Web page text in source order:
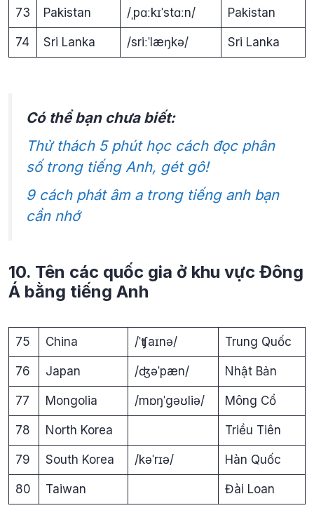
73 Pakistan /ˌpɑːkɪˈstɑːn/ Pakistan
74 Sri Lanka /sriːˈlæŋkə/ Sri Lanka
Có thể bạn chưa biết:
Thử thách 5 phút học cách đọc phân
số trong tiếng Anh, gét gô!
9 cách phát âm a trong tiếng anh bạn
cần nhớ
10. Tên các quốc gia ở khu vực Đông
Á bằng tiếng Anh
75 China /ˈʧaɪnə/ Trung Quốc
76 Japan /ʤəˈpæn/ Nhật Bản
77 Mongolia /mɒŋˈgəʊliə/ Mông Cổ
78 North Korea Triều Tiên
79 South Korea /kəˈrɪə/ Hàn Quốc
80 Taiwan Đài Loan